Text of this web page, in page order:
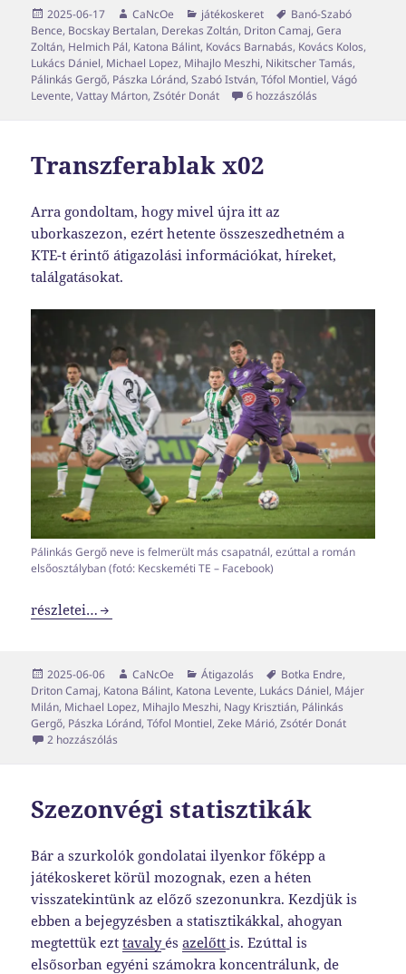
Közzétéve
2025-06-17 Szerző
CaNcOe Kategória
játékoskeret Címke
Banó-Szabó
Bence, Bocskay Bertalan, Derekas Zoltán, Driton Camaj,Gera
Zoltán, Helmich Pál, Katona Bálint, Kovács Barnabás, Kovács Kolos,
Lukács Dániel, Michael Lopez, Mihajlo Meszhi, Nikitscher Tamás,
Pálinkás Gergő, Pászka Lóránd,Szabó István,Tófol Montiel,Vágó
Levente,Vattay Márton,Zsótér Donát 6 hozzászólás
Transzferablak x02
Arra gondoltam, hogy mivel újra itt az
uborkaszezon, ezért hetente összeszedhetném a
KTE-t érintő átigazolási információkat, híreket,
találgatásokat.
Pálinkás Gergő neve is felmerült más csapatnál, ezúttal a román
elsőosztályban (fotó: Kecskeméti TE – Facebook)
Transzferablak x02
részletei…
Közzétéve
2025-06-06 Szerző
CaNcOe Kategória
Átigazolás Címke
Botka Endre,
Driton Camaj, Katona Bálint, Katona Levente, Lukács Dániel, Májer
Milán, Michael Lopez, Mihajlo Meszhi, Nagy Krisztián, Pálinkás
Gergő, Pászka Lóránd,Tófol Montiel,Zeke Márió,Zsótér Donát
2 hozzászólás
Szezonvégi statisztikák
Bár a szurkolók gondolatai ilyenkor főképp a
játékoskeret körül mozognak, ezen a héten
visszatekintünk az előző szezonunkra. Kezdjük is
ebben a bejegyzésben a statisztikákkal, ahogyan
megtettük ezttavaly ésazelőtt is. Ezúttal is
elsősorban egyéni számokra koncentrálunk, de